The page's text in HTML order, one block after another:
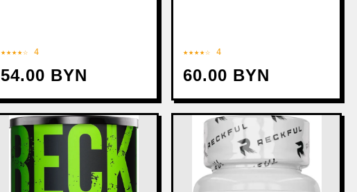
★★★★☆ 4
54.00 BYN
★★★★☆ 4
60.00 BYN